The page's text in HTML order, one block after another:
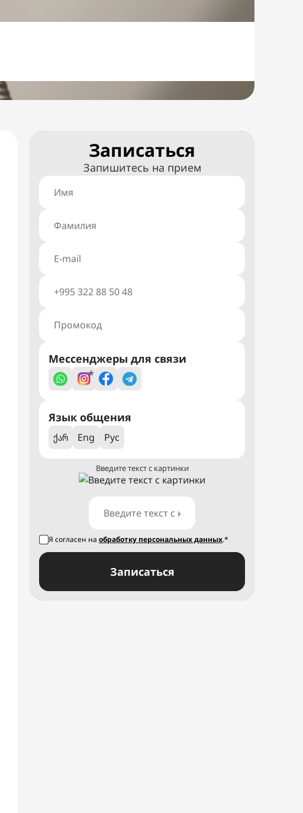
Записаться
Запишитесь на прием
Мессенджеры для связи
*
Язык общения
ქარ Eng Рус
Введите текст с картинки
Я согласен на обработку персональных данных.*
Записаться